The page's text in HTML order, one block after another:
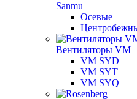
Sanmu
Осевые
Вентиляторы VM
VM SYD
VM SYT
VM SYQ